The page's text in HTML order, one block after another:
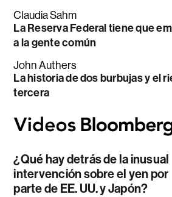
Claudia Sahm
La Reserva Federal tiene que
a la gente común
John Authers
La historia de dos burbujas y el
tercera
¿Qué hay detrás de la inusual
intervención sobre el yen por
parte de EE. UU. y Japón?